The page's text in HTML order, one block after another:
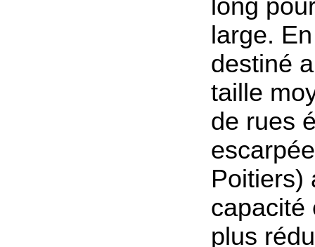
long
large.
destiné
taille
de rues
Poitiers)
capacité
plus